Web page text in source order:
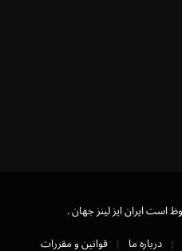
درباره ما قوانین و مقررات